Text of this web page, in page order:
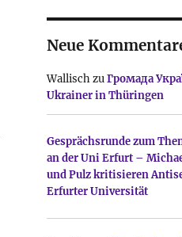
Neue
WallischzuГромада
Ukrainer in Thüringen
Gesprächsrunde zum
an der Uni Erfurt –
und Pulz kritisieren
Erfurter Universität